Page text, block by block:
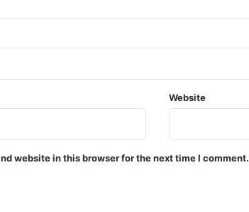
Website
website in this browser for the next time I comment.